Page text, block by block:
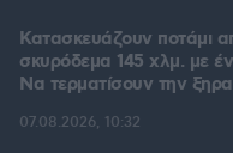
Κατασκευάζουν ποτάμι
σκυρόδεμα 145 χλμ. με
Να τερματίσουν την
07.08.2026, 10:32